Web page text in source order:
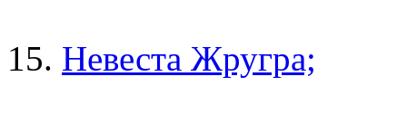
15. Невеста Жругра;